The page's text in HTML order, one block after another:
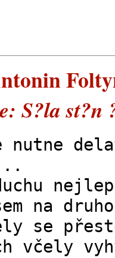
S?la st?n
nutne
na
se
včely